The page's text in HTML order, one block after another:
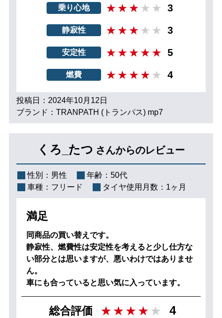
乗り心地 3
静寂性 3
安定性 5
燃費 4
投稿日：2024年10月12日
ブランド：TRANPATH (トランパス) mp7
くろ_たつ さんからのレビュー
性別： 男性 年齢： 50代
車種： フリード タイヤ使用月数： 1ヶ月
満足
同商品の買い替えです。
静寂性、燃費性は安定性を考えると少し仕方な
い部分とは思いますが、悪いわけではありませ
ん。
車にも合っていると思い気に入っています。
総合評価 4